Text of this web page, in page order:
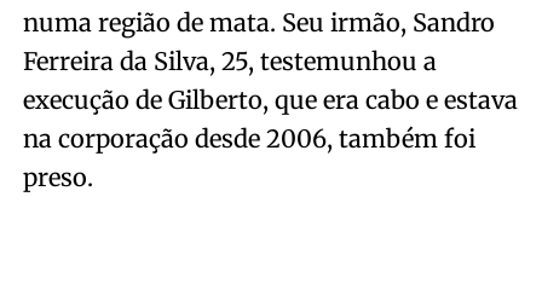
numa região de mata. Seu irmão, Sandro
Ferreira da Silva, 25, testemunhou a
execução de Gilberto, que era cabo e estava
na corporação desde 2006, também foi
preso.